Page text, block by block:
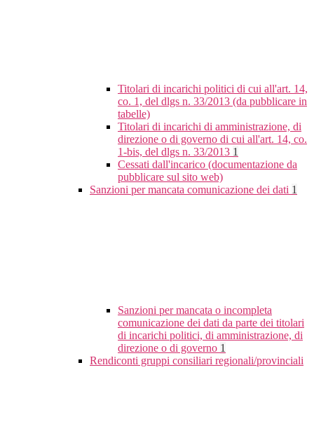
Titolari di incarichi politici di cui all'art. 14,
co. 1, del dlgs n. 33/2013 (da pubblicare in
tabelle)
Titolari di incarichi di amministrazione, di
direzione o di governo di cui all'art. 14, co.
1-bis, del dlgs n. 33/2013 1
Cessati dall'incarico (documentazione da
pubblicare sul sito web)
Sanzioni per mancata comunicazione dei dati 1
Sanzioni per mancata o incompleta
comunicazione dei dati da parte dei titolari
di incarichi politici, di amministrazione, di
direzione o di governo 1
Rendiconti gruppi consiliari regionali/provinciali